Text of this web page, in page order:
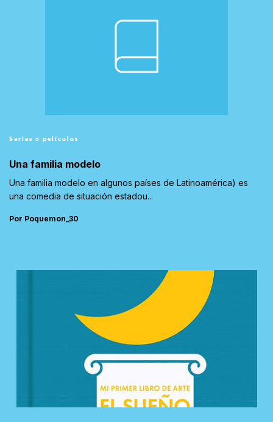
Series o películas
Una familia modelo
Una familia modelo en algunos países de Latinoamérica) es
una comedia de situación estadou...
Por Poquemon_30